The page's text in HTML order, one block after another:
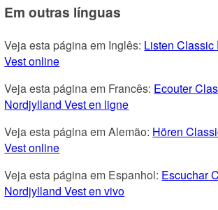
Em outras línguas
Veja esta página em Inglês: Listen Classic
Vest online
Veja esta página em Francês: Ecouter
Nordjylland Vest en ligne
Veja esta página em Alemão: Hören
Vest online
Veja esta página em Espanhol: Escuchar
Nordjylland Vest en vivo